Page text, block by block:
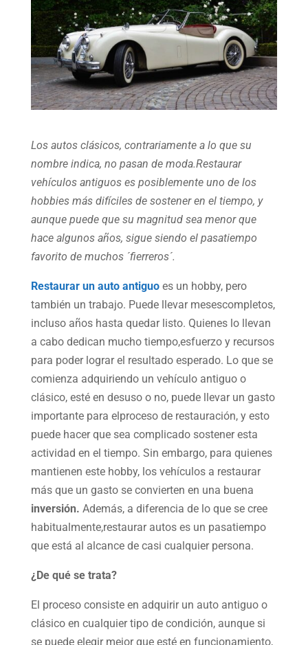
Los autos clásicos, contrariamente a lo que su
nombre indica, no pasan de moda.Restaurar
vehículos antiguos es posiblemente uno de los
hobbies más difíciles de sosteneren el tiempo, y
aunque puede que su magnitud sea menor que
hace algunos años, sigue siendo el pasatiempo
favorito de muchos ´fierreros´.
Restaurar un auto antiguo es un hobby, pero
también un trabajo. Puede llevar mesescompletos,
incluso años hasta quedar listo. Quienes lo llevan
a cabo dedican mucho tiempo,esfuerzo y recursos
para poder lograr el resultado esperado. Lo que se
comienza adquiriendo un vehículo antiguo o
clásico, esté en desuso o no, puede llevar un gasto
importante para elproceso de restauración, y esto
puede hacer que sea complicado sostener esta
actividad en el tiempo. Sin embargo, para quienes
mantienen este hobby, los vehículos a restaurar
más que un gasto se convierten en una buena
inversión. Además, a diferencia de lo que se cree
habitualmente,restaurar autos es un pasatiempo
que está al alcance de casi cualquier persona.
¿De qué se trata?
El proceso consiste en adquirir un auto antiguo o
clásico en cualquier tipo de condición, aunque si
se puede elegir mejor que esté en funcionamiento,